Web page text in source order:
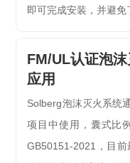
即可完成安装，并避免
FM/UL认证泡
应用
Solberg泡沫灭火系统
项目中使用，囊式比
GB50151-2021，目